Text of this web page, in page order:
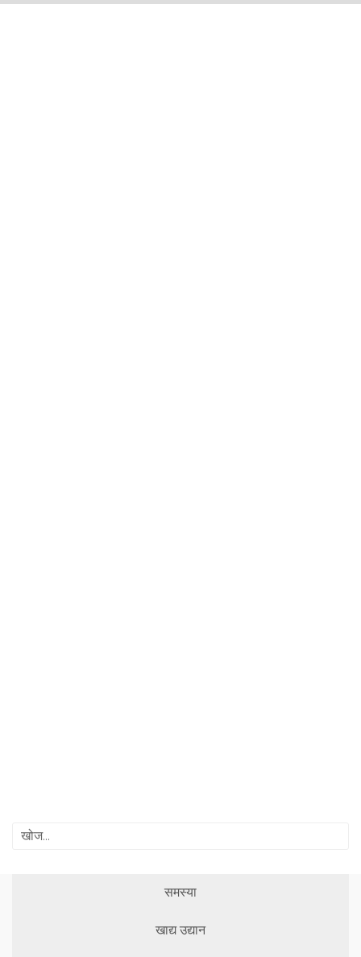
समस्या
खाद्य उद्यान